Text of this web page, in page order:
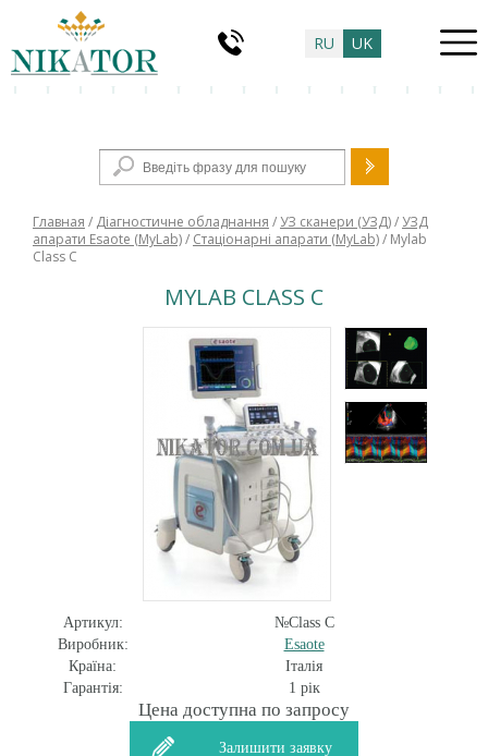
RU UK
Пошукова форма
Главная / Діагностичне обладнання /УЗ сканери (УЗД)/УЗД
апарати Esaote (MyLab)/ Стаціонарні апарати (MyLab)/ Mylab
Class C
MYLAB CLASS C
Артикул:
№Class C
Виробник:
Esaote
Країна:
Італія
Гарантія:
1 рік
Цена доступна по запросу
Залишити заявку